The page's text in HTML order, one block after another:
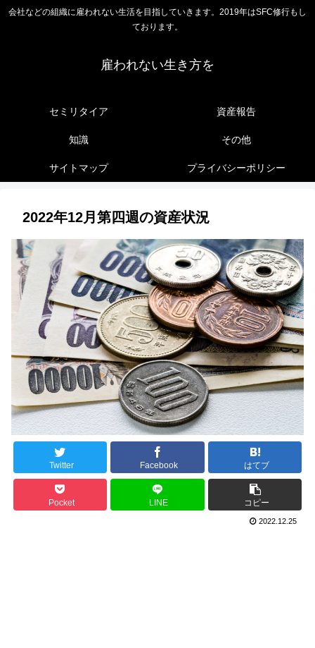
会社などの組織に雇われない生活を目指していきます。2019年はSFC修行もし
ております。
雇われない生き方を
セミリタイア 資産報告
知識 その他
サイトマップ プライバシーポリシー
2022年12月第四週の資産状況
Twitter Facebook はてブ
Pocket LINE コピー
2022.12.25